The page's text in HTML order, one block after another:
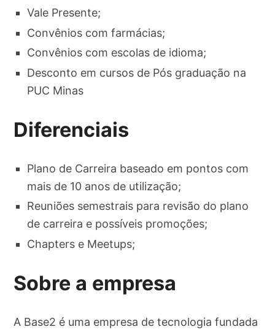
Vale Presente;
Convênios com farmácias;
Convênios com escolas de idioma;
Desconto em cursos de Pós graduação na
PUC Minas
Diferenciais
Plano de Carreira baseado em pontos com
mais de 10 anos de utilização;
Reuniões semestrais para revisão do plano
de carreira e possíveis promoções;
Chapters e Meetups;
Sobre a empresa
A Base2 é uma empresa de tecnologia fundada